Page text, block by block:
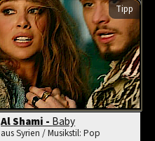
Tipp
Al Shami -Baby
aus Syrien / Musikstil: Pop